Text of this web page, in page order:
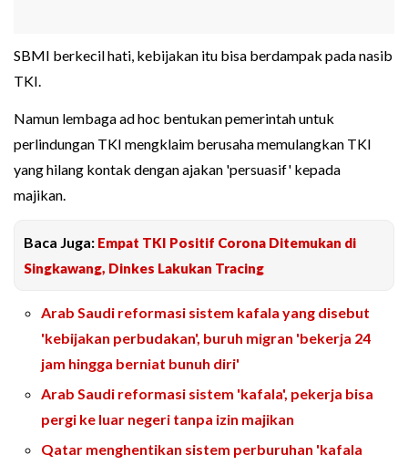
SBMI berkecil hati, kebijakan itu bisa berdampak pada nasib
TKI.
Namun lembaga ad hoc bentukan pemerintah untuk
perlindungan TKI mengklaim berusaha memulangkan TKI
yang hilang kontak dengan ajakan 'persuasif' kepada
majikan.
Baca Juga: Empat TKI Positif Corona Ditemukan di
Singkawang, Dinkes Lakukan Tracing
Arab Saudi reformasi sistem kafala yang disebut
'kebijakan perbudakan', buruh migran 'bekerja 24
jam hingga berniat bunuh diri'
Arab Saudi reformasi sistem 'kafala', pekerja bisa
pergi ke luar negeri tanpa izin majikan
Qatar menghentikan sistem perburuhan 'kafala